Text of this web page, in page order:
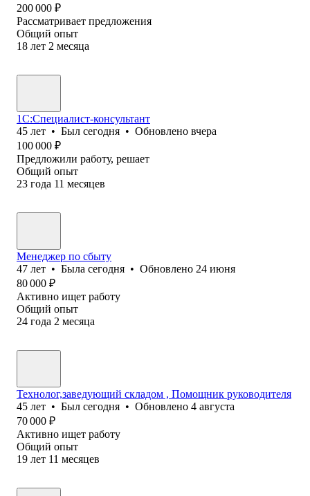
200 000 ₽
Рассматривает предложения
Общий опыт
18 лет 2 месяца
1С:Специалист-консультант
45 лет • Был сегодня • Обновлено вчера
100 000 ₽
Предложили работу, решает
Общий опыт
23 года 11 месяцев
Менеджер по сбыту
47 лет • Была сегодня • Обновлено 24 июня
80 000 ₽
Активно ищет работу
Общий опыт
24 года 2 месяца
Технолог,заведующий складом , Помощник руководителя
45 лет • Был сегодня • Обновлено 4 августа
70 000 ₽
Активно ищет работу
Общий опыт
19 лет 11 месяцев